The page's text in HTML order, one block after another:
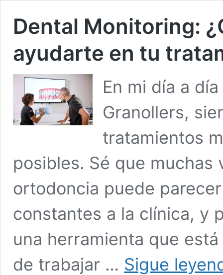
Dental Monitoring:
ayudarte en tu
En mi día a
Granollers,
tratamientos
posibles. Sé que muchas
ortodoncia puede
constantes a la clínica, y
una herramienta que
de trabajar … Sigue